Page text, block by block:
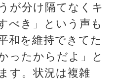
が分け隔てなくキ
べき」という声も
和を維持できてた
ったからだよ」と
す。状況は複雑